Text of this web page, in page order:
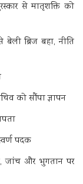
से मातृशक्ति को
ब्रिज बहा, नीति
को सौंपा ज्ञापन
पदक
जांच और भुगतान पर